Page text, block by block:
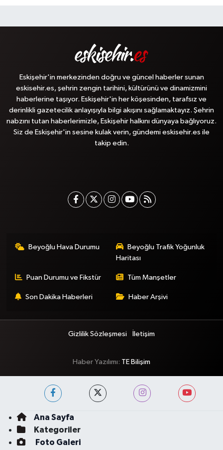
Eskişehir'in merkezinden doğru ve güncel haberler sunan
eskisehir.es, şehrin zengin tarihini, kültürünü ve dinamizmini
haberlerine taşıyor. Eskişehir'in her köşesinden, tarafsız ve
derinlikli gazetecilik anlayışıyla bilgi akışını sağlamaktayız. Şehrin
nabzını tutan haberlerimizle, Eskişehir halkını dünyaya bağlıyoruz.
Siz de Eskişehir'in sesine kulak verin, gündemi eskisehir.es ile
takip edin.
Beyoğlu Hava Durumu
Beyoğlu Trafik Yoğunluk
Haritası
Puan Durumu ve Fikstür Tüm Manşetler
Son Dakika Haberleri Haber Arşivi
Gizlilik Sözleşmesi İletişim
Haber Yazılımı: TE Bilişim
Ana Sayfa
Kategoriler
Foto Galeri